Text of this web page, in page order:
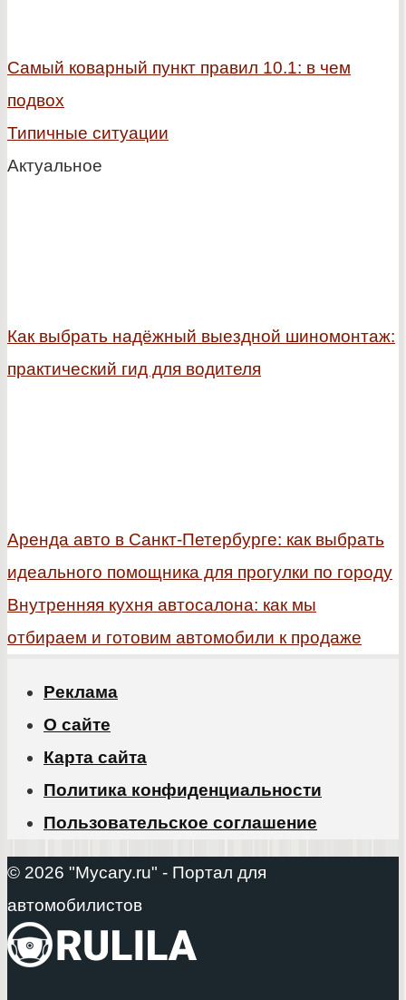
Самый коварный пункт правил 10.1: в чем
подвох
Типичные ситуации
Актуальное
Как выбрать надёжный выездной шиномонтаж:
практический гид для водителя
Аренда авто в Санкт-Петербурге: как выбрать
идеального помощника для прогулки по городу
Внутренняя кухня автосалона: как мы
отбираем и готовим автомобили к продаже
Реклама
О сайте
Карта сайта
Политика конфиденциальности
Пользовательское соглашение
© 2026 "Mycary.ru" - Портал для
автомобилистов